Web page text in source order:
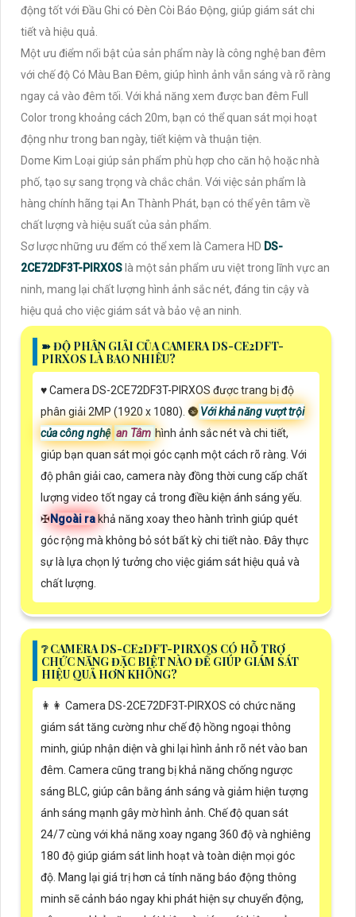
động tốt với Đầu Ghi có Đèn Còi Báo Động, giúp giám sát chi
tiết và hiệu quả.
Một ưu điểm nổi bật của sản phẩm này là công nghệ ban đêm
với chế độ Có Màu Ban Đêm, giúp hình ảnh vẫn sáng và rõ ràng
ngay cả vào đêm tối. Với khả năng xem được ban đêm Full
Color trong khoảng cách 20m, bạn có thể quan sát mọi hoạt
động như trong ban ngày, tiết kiệm và thuận tiện.
Dome Kim Loại giúp sản phẩm phù hợp cho căn hộ hoặc nhà
phố, tạo sự sang trọng và chắc chắn. Với việc sản phẩm là
hàng chính hãng tại An Thành Phát, bạn có thể yên tâm về
chất lượng và hiệu suất của sản phẩm.
Sơ lược những ưu đểm có thể xem là Camera HD DS-
2CE72DF3T-PIRXOS là một sản phẩm ưu việt trong lĩnh vực an
ninh, mang lại chất lượng hình ảnh sắc nét, đáng tin cậy và
hiệu quả cho việc giám sát và bảo vệ an ninh.
➽ ĐỘ PHÂN GIẢI CỦA CAMERA DS-CE2DFT-
PIRXOS LÀ BAO NHIÊU?
♥️ Camera DS-2CE72DF3T-PIRXOS được trang bị độ
phân giải 2MP (1920 x 1080). 🌚Với khả năng vượt trội
của công nghệ an Tâm hình ảnh sắc nét và chi tiết,
giúp bạn quan sát mọi góc cạnh một cách rõ ràng. Với
độ phân giải cao, camera này đồng thời cung cấp chất
lượng video tốt ngay cả trong điều kiện ánh sáng yếu.
✠ Ngoài ra khả năng xoay theo hành trình giúp quét
góc rộng mà không bỏ sót bất kỳ chi tiết nào. Đây thực
sự là lựa chọn lý tưởng cho việc giám sát hiệu quả và
chất lượng.
❔ CAMERA DS-CE2DFT-PIRXOS CÓ HỖ TRỢ
CHỨC NĂNG ĐẶC BIỆT NÀO ĐỂ GIÚP GIÁM SÁT
HIỆU QUẢ HƠN KHÔNG?
️👩‍👩 Camera DS-2CE72DF3T-PIRXOS có chức năng
giám sát tăng cường như chế độ hồng ngoại thông
minh, giúp nhận diện và ghi lại hình ảnh rõ nét vào ban
đêm. Camera cũng trang bị khả năng chống ngược
sáng BLC, giúp cân bằng ánh sáng và giảm hiện tượng
ánh sáng mạnh gây mờ hình ảnh. Chế độ quan sát
24/7 cùng với khả năng xoay ngang 360 độ và nghiêng
180 độ giúp giám sát linh hoạt và toàn diện mọi góc
độ. Mang lại giá trị hơn cả tính năng báo động thông
minh sẽ cảnh báo ngay khi phát hiện sự chuyển động,